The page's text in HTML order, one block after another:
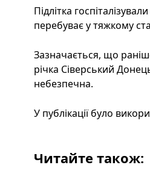
Підлітка
перебуває у тяжкому
Зазначається, що
річка Сіверський
небезпечна.
У публікації було
Читайте також: